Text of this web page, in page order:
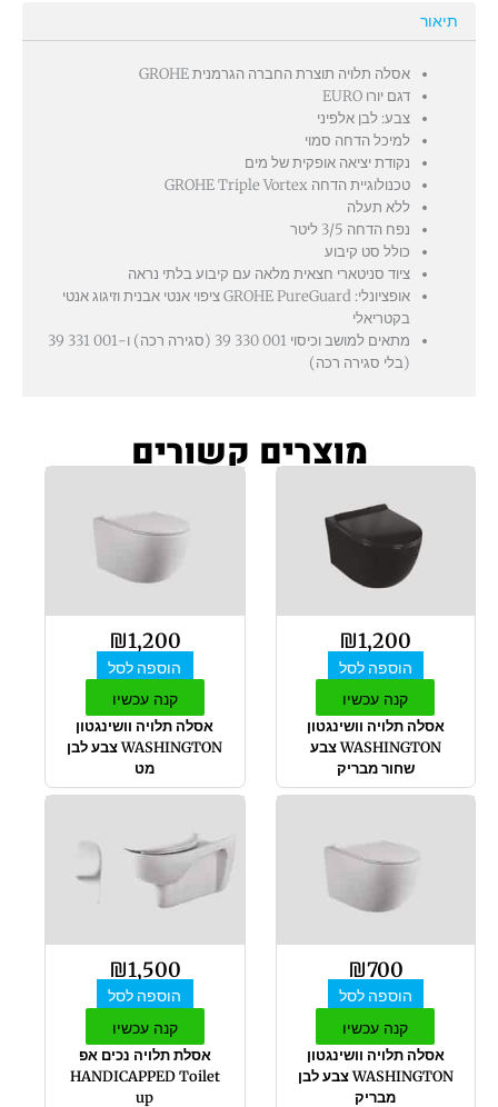
תיאור
אסלה תלויה תוצרת החברה הגרמנית GROHE
דגם יורו EURO
צבע: לבן אלפיני
למיכל הדחה סמוי
נקודת יציאה אופקית של מים
טכנולוגיית הדחה GROHE Triple Vortex
ללא תעלה
נפח הדחה 3/5 ליטר
כולל סט קיבוע
ציוד סניטארי חצאית מלאה עם קיבוע בלתי נראה
אופציונלי: GROHE PureGuard ציפוי אנטי אבנית וזיגוג אנטי
בקטריאלי
מתאים למושב וכיסוי ‎39 330 001 (סגירה רכה) ו-‎39 331 001
(בלי סגירה רכה)
מוצרים קשורים
₪1,200
הוספה לסל
קנה עכשיו
אסלה תלויה וושינגטון
WASHINGTON צבע
שחור מבריק
₪1,200
הוספה לסל
קנה עכשיו
אסלה תלויה וושינגטון
WASHINGTON צבע לבן
מט
₪700
הוספה לסל
קנה עכשיו
אסלה תלויה וושינגטון
WASHINGTON צבע לבן
מבריק
₪1,500
הוספה לסל
קנה עכשיו
אסלת תלויה נכים אפ
HANDICAPPED Toilet
up